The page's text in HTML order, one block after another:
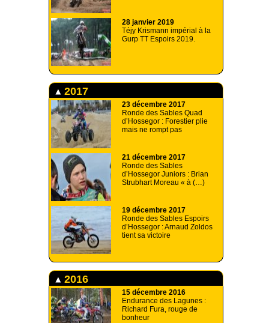
28 janvier 2019
Téjy Krismann impérial à la
Gurp TT Espoirs 2019.
2017
23 décembre 2017
Ronde des Sables Quad
d’Hossegor : Forestier plie
mais ne rompt pas
21 décembre 2017
Ronde des Sables
d’Hossegor Juniors : Brian
Strubhart Moreau « à (…)
19 décembre 2017
Ronde des Sables Espoirs
d’Hossegor : Arnaud Zoldos
tient sa victoire
2016
15 décembre 2016
Endurance des Lagunes :
Richard Fura, rouge de
bonheur